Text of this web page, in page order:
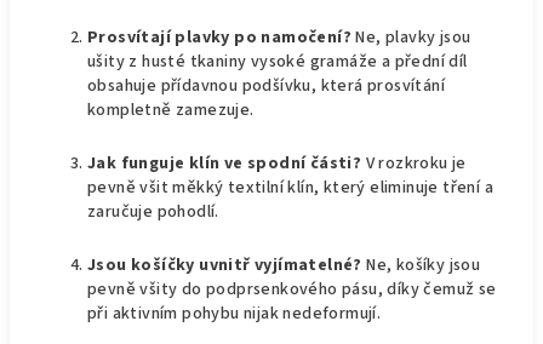
Prosvítají plavky po namočení?Ne, plavky jsou
ušity z husté tkaniny vysoké gramáže a přední díl
obsahuje přídavnou podšívku, která prosvítání
kompletně zamezuje.
Jak funguje klín ve spodní části? V rozkroku je
pevně všit měkký textilní klín, který eliminuje tření a
zaručuje pohodlí.
Jsou košíčky uvnitř vyjímatelné?Ne, košíky jsou
pevně všity do podprsenkového pásu, díky čemuž se
při aktivním pohybu nijak nedeformují.